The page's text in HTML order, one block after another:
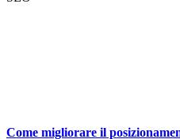
Come migliorare il